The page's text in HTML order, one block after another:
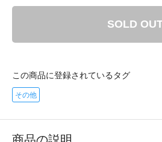
SOLD
この商品に登録されているタグ
その他